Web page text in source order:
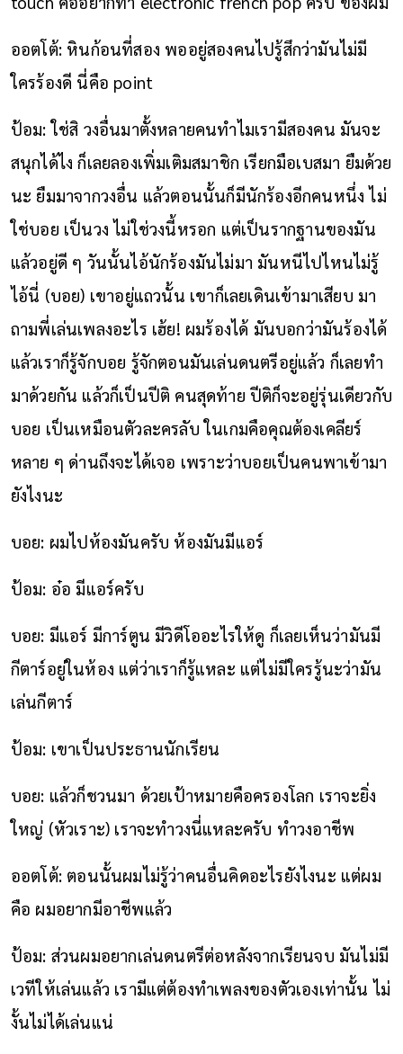
ออตโต้: หินก้อนที่สอง พออยู่สองคนไปรู้สึกว่ามันไม่มี
ใครร้องดี นี่คือ point
ป้อม: ใช่สิ วงอื่นมาตั้งหลายคนทำไมเรามีสองคน มันจะ
สนุกได้ไง ก็เลยลองเพิ่มเติมสมาชิก เรียกมือเบสมา ยืมด้วย
นะ ยืมมาจากวงอื่น แล้วตอนนั้นก็มีนักร้องอีกคนหนึ่ง ไม่
ใช่บอย เป็นวง ไม่ใช่วงนี้หรอก แต่เป็นรากฐานของมัน
แล้วอยู่ดี ๆ วันนั้นไอ้นักร้องมันไม่มา มันหนีไปไหนไม่รู้
ไอ้นี่ (บอย) เขาอยู่แถวนั้น เขาก็เลยเดินเข้ามาเสียบ มา
ถามพี่เล่นเพลงอะไร เฮ้ย! ผมร้องได้ มันบอกว่ามันร้องได้
แล้วเราก็รู้จักบอย รู้จักตอนมันเล่นดนตรีอยู่แล้ว ก็เลยทำ
มาด้วยกัน แล้วก็เป็นปีติ คนสุดท้าย ปีติก็จะอยู่รุ่นเดียวกับ
บอย เป็นเหมือนตัวละครลับ ในเกมคือคุณต้องเคลียร์
หลาย ๆ ด่านถึงจะได้เจอ เพราะว่าบอยเป็นคนพาเข้ามา
ยังไงนะ
บอย: ผมไปห้องมันครับ ห้องมันมีแอร์
ป้อม: อ๋อ มีแอร์ครับ
บอย: มีแอร์ มีการ์ตูน มีวิดีโออะไรให้ดู ก็เลยเห็นว่ามันมี
กีตาร์อยู่ในห้อง แต่ว่าเราก็รู้แหละ แต่ไม่มีใครรู้นะว่ามัน
เล่นกีตาร์
ป้อม: เขาเป็นประธานนักเรียน
บอย: แล้วก็ชวนมา ด้วยเป้าหมายคือครองโลก เราจะยิ่ง
ใหญ่ (หัวเราะ) เราจะทำวงนี่แหละครับ ทำวงอาชีพ
ออตโต้: ตอนนั้นผมไม่รู้ว่าคนอื่นคิดอะไรยังไงนะ แต่ผม
คือ ผมอยากมีอาชีพแล้ว
ป้อม: ส่วนผมอยากเล่นดนตรีต่อหลังจากเรียนจบ มันไม่มี
เวทีให้เล่นแล้ว เรามีแต่ต้องทำเพลงของตัวเองเท่านั้น ไม่
งั้นไม่ได้เล่นแน่